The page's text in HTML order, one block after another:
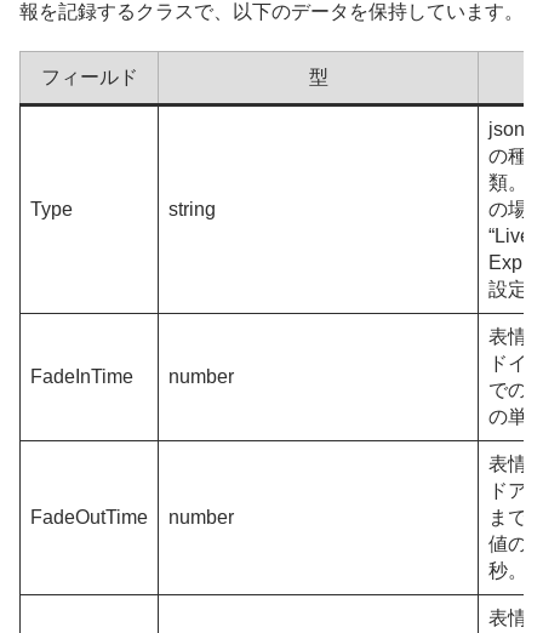
報を記録するクラスで、以下のデータを保持しています。
フィールド 型
Type string
json
の種
類。
の場
設定
FadeInTime number
表情
ドイ
での
の単
FadeOutTime number
表情
ドア
まで
値の
秒。
表情